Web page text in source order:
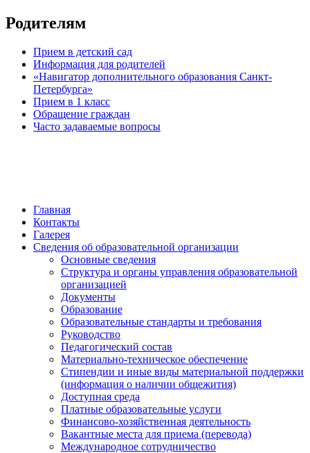
Родителям
Прием в детский сад
Информация для родителей
«Навигатор дополнительного образования Санкт-
Петербурга»
Прием в 1 класс
Обращение граждан
Часто задаваемые вопросы
Главная
Контакты
Галерея
Сведения об образовательной организации
Основные сведения
Структура и органы управления образовательной
организацией
Документы
Образование
Образовательные стандарты и требования
Руководство
Педагогический состав
Материально-техническое обеспечение
Стипендии и иные виды материальной поддержки
(информация о наличии общежития)
Доступная среда
Платные образовательные услуги
Финансово-хозяйственная деятельность
Вакантные места для приема (перевода)
Международное сотрудничество